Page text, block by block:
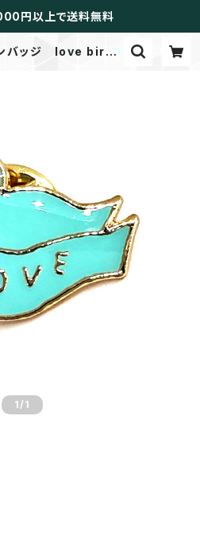
円以上で送料無料
バッジ love birds
1 /1